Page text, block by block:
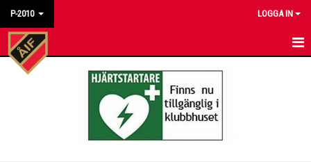
P-2010 LOGGA IN
HEM